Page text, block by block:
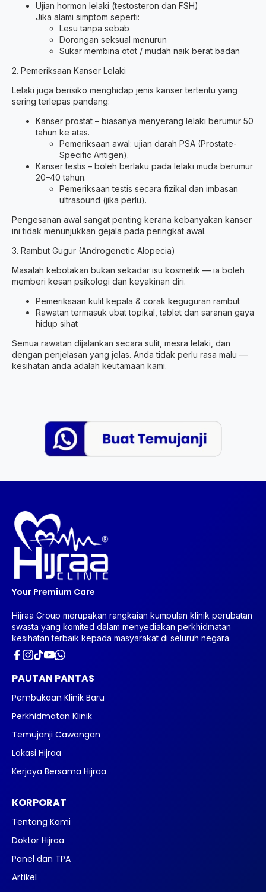
Ujian hormon lelaki (testosteron dan FSH)
Jika alami simptom seperti:
Lesu tanpa sebab
Dorongan seksual menurun
Sukar membina otot / mudah naik berat badan
2. Pemeriksaan Kanser Lelaki
Lelaki juga berisiko menghidap jenis kanser tertentu yang
sering terlepas pandang:
Kanser prostat – biasanya menyerang lelaki berumur 50
tahun ke atas.
Pemeriksaan awal: ujian darah PSA (Prostate-
Specific Antigen).
Kanser testis – boleh berlaku pada lelaki muda berumur
20–40 tahun.
Pemeriksaan testis secara fizikal dan imbasan
ultrasound (jika perlu).
Pengesanan awal sangat penting kerana kebanyakan kanser
ini tidak menunjukkan gejala pada peringkat awal.
3. Rambut Gugur (Androgenetic Alopecia)
Masalah kebotakan bukan sekadar isu kosmetik — ia boleh
memberi kesan psikologi dan keyakinan diri.
Pemeriksaan kulit kepala & corak keguguran rambut
Rawatan termasuk ubat topikal, tablet dan saranan gaya
hidup sihat
Semua rawatan dijalankan secara sulit, mesra lelaki, dan
dengan penjelasan yang jelas. Anda tidak perlu rasa malu —
kesihatan anda adalah keutamaan kami.
Your Premium Care
Hijraa Group merupakan rangkaian kumpulan klinik perubatan
swasta yang komited dalam menyediakan perkhidmatan
kesihatan terbaik kepada masyarakat di seluruh negara.
PAUTAN PANTAS
Pembukaan Klinik Baru
Perkhidmatan Klinik
Temujanji Cawangan
Lokasi Hijraa
Kerjaya Bersama Hijraa
KORPORAT
Tentang Kami
Doktor Hijraa
Panel dan TPA
Artikel